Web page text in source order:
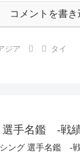
コメントを書き
ジア タイ
選手名鑑 -戦
ング 選手名鑑 -